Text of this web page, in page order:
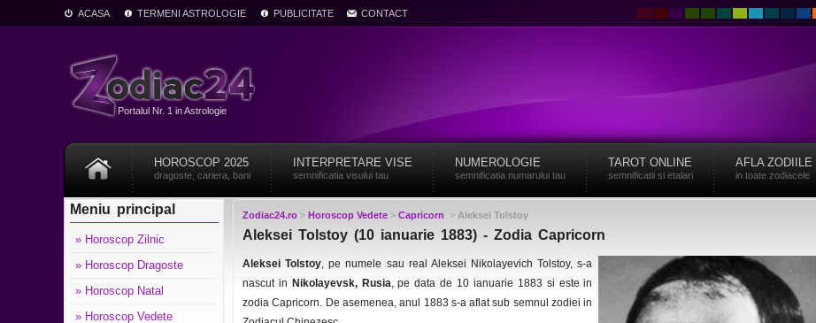
ACASA TERMENI ASTROLOGIE PUBLICITATE CONTACT
Portalul Nr. 1 in Astrologie
HOROSCOP 2025
dragoste, cariera, bani
INTERPRETARE VISE
semnificatia visului tau
NUMEROLOGIE
semnificatia numarului tau
TAROT ONLINE
semnificatii si etalari
AFLA ZODIILE
in toate zodiacele
Meniu principal
» Horoscop Zilnic
» Horoscop Dragoste
» Horoscop Natal
» Horoscop Vedete
Zodiac24.ro > Horoscop Vedete > Capricorn > Aleksei Tolstoy
Aleksei Tolstoy (10 ianuarie 1883) - Zodia Capricorn
Aleksei Tolstoy, pe numele sau real Aleksei Nikolayevich Tolstoy, s-a
nascut in Nikolayevsk, Rusia, pe data de 10 ianuarie 1883 si este in
zodia Capricorn. De asemenea, anul 1883 s-a aflat sub semnul zodiei in